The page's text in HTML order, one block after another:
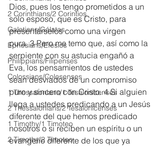
2 Corinthians/2 Corintios
Galatians/Gálatas
Ephesians/Efesios
Philippians/Filipenses
Colossians/Colosenses
1 Thessalonians/1 Tesalonicenses
2 Thessalonians/2 Tesalonicenses
1 Timothy/1 Timoteo
2 Timothy/2 Timoteo
Dios, pues los tengo prometidos a un
solo esposo, que es Cristo, para
presentárselos como una virgen
pura. 3 Pero me temo que, así como la
serpiente con su astucia engañó a
Eva, los pensamientos de ustedes
sean desviados de un compromiso
puro y sincero con Cristo. 4 Si alguien
llega a ustedes predicando a un Jesús
diferente del que hemos predicado
nosotros o si reciben un espíritu o un
evangelio diferente de los que ya